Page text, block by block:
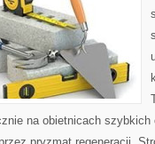
na obietnicach